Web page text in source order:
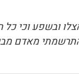
ובשפע וכי
מאדם